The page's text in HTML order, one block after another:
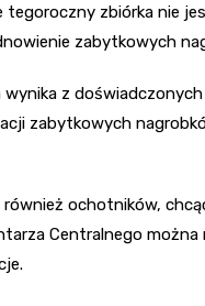
tegoroczny zbiórka nie
zabytkowych
wynika z
zabytkowych
ochotników,
Centralnego